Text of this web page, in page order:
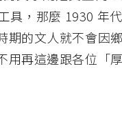
具，那麼 1930 年
期的文人就不會因
用再這邊跟各位「